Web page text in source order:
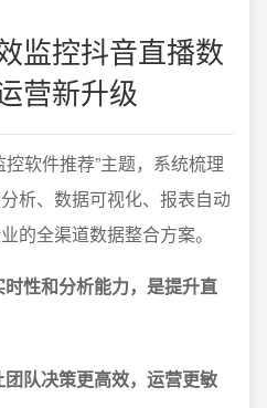
监控抖音直播数
营新升级
软件推荐”主题，系统梳理
析、数据可视化、报表自动
的全渠道数据整合方案。
性和分析能力，是提升直
队决策更高效，运营更敏